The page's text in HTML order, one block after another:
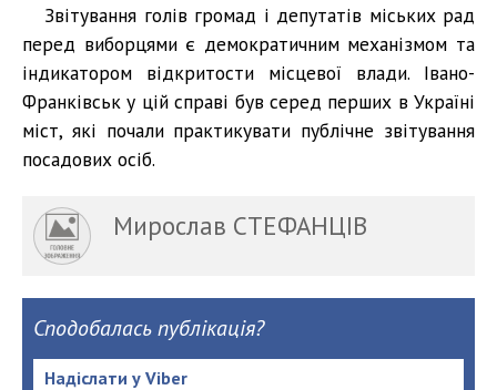
Звітування голів громад і депутатів міських рад
перед виборцями є демократичним механізмом та
індикатором відкритости місцевої влади. Івано-
Франківськ у цій справі був серед перших в Україні
міст, які почали практикувати публічне звітування
посадових осіб.
Мирослав СТЕФАНЦІВ
Сподобалась публікація?
Надіслати у Viber